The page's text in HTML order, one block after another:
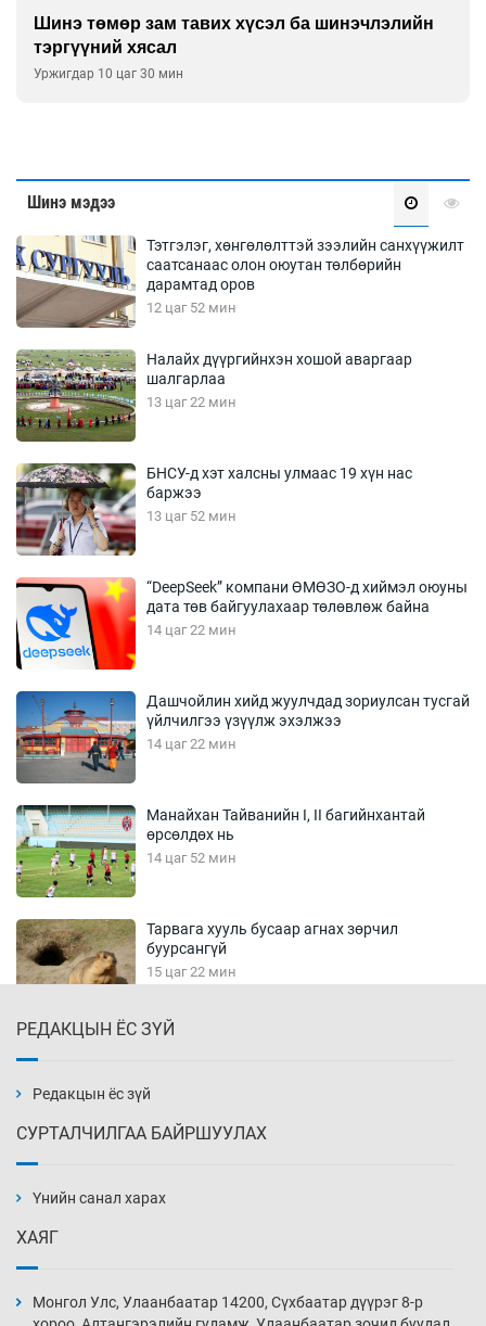
Шинэ төмөр зам тавих хүсэл ба шинэчлэлийн
тэргүүний хясал
Уржигдар 10 цаг 30 мин
Шинэ мэдээ
Тэтгэлэг, хөнгөлөлттэй зээлийн санхүүжилт
саатсанаас олон оюутан төлбөрийн
дарамтад оров
12 цаг 52 мин
Налайх дүүргийнхэн хошой аваргаар
шалгарлаа
13 цаг 22 мин
БНСУ-д хэт халсны улмаас 19 хүн нас
баржээ
13 цаг 52 мин
“DeepSeek” компани ӨМӨЗО-д хиймэл оюуны
дата төв байгуулахаар төлөвлөж байна
14 цаг 22 мин
Дашчойлин хийд жуулчдад зориулсан тусгай
үйлчилгээ үзүүлж эхэлжээ
14 цаг 22 мин
Манайхан Тайванийн I, II багийнхантай
өрсөлдөх нь
14 цаг 52 мин
Тарвага хууль бусаар агнах зөрчил
буурсангүй
15 цаг 22 мин
15 цаг 52 мин
16 цаг 22 мин
16 цаг 52 мин
РЕДАКЦЫН ЁС ЗҮЙ
Редакцын ёс зүй
СУРТАЛЧИЛГАА БАЙРШУУЛАХ
Үнийн санал харах
ХАЯГ
Монгол Улс, Улаанбаатар 14200, Сүхбаатар дүүрэг 8-р